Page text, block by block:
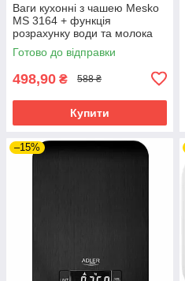
Ваги кухонні з чашею Mesko
MS 3164 + функція
розрахунку води та молока
Чорні
Готово до відправки
498,90 ₴ 588 ₴
Купити
–15%